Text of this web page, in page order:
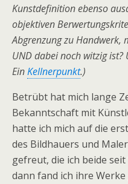
Kunstdefinition ebenso
objektiven
Abgrenzung zu Handwerk,
UND dabei noch witzig
EinKellnerpunkt.)
Betrübt hat mich lange
Bekanntschaft mit
hatte ich mich auf die
des Bildhauers und
gefreut, die ich beide
dann fand ich ihre